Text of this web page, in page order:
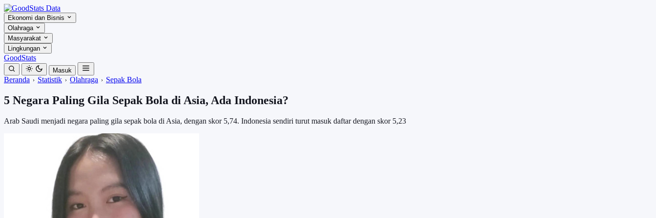
Ekonomi dan Bisnis
Olahraga
Masyarakat
Lingkungan
GoodStats
Masuk
Beranda Statistik Olahraga Sepak Bola
5 Negara Paling Gila Sepak Bola di Asia, Ada Indonesia?
Arab Saudi menjadi negara paling gila sepak bola di Asia, dengan skor 5,74. Indonesia sendiri turut masuk daftar dengan skor 5,23